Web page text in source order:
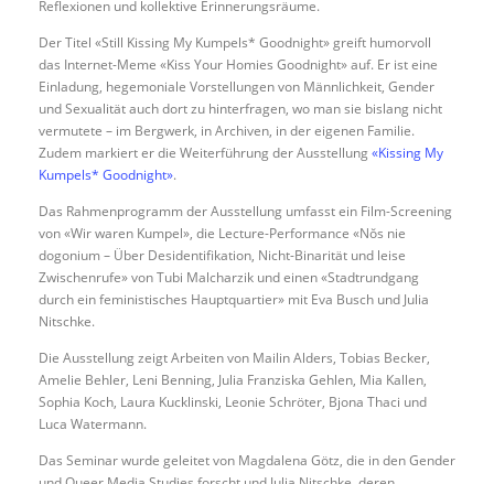
Reflexionen und kollektive Erinnerungsräume.
Der Titel «Still Kissing My Kumpels* Goodnight» greift humorvoll
das Internet-Meme «Kiss Your Homies Goodnight» auf. Er ist eine
Einladung, hegemoniale Vorstellungen von Männlichkeit, Gender
und Sexualität auch dort zu hinterfragen, wo man sie bislang nicht
vermutete – im Bergwerk, in Archiven, in der eigenen Familie.
Zudem markiert er die Weiterführung der Ausstellung«Kissing My
Kumpels* Goodnight».
Das Rahmenprogramm der Ausstellung umfasst ein Film-Screening
von «Wir waren Kumpel», die Lecture-Performance «Nŏs nie
dogonium – Über Desidentifikation, Nicht-Binarität und leise
Zwischenrufe» von Tubi Malcharzik und einen «Stadtrundgang
durch ein feministisches Hauptquartier» mit Eva Busch und Julia
Nitschke.
Die Ausstellung zeigt Arbeiten von Mailin Alders, Tobias Becker,
Amelie Behler, Leni Benning, Julia Franziska Gehlen, Mia Kallen,
Sophia Koch, Laura Kucklinski, Leonie Schröter, Bjona Thaci und
Luca Watermann.
Das Seminar wurde geleitet von Magdalena Götz, die in den Gender